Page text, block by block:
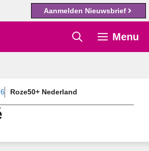
Aanmelden Nieuwsbrief
Menu
Roze50+ Nederland